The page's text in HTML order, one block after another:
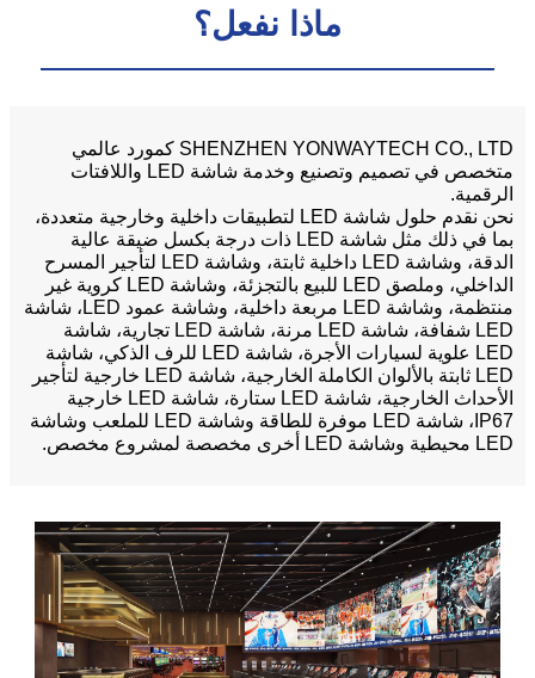
ماذا نفعل؟
SHENZHEN YONWAYTECH CO., LTD كمورد عالمي
متخصص في تصميم وتصنيع وخدمة شاشة LED واللافتات
الرقمية.
نحن نقدم حلول شاشة LED لتطبيقات داخلية وخارجية متعددة،
بما في ذلك مثل شاشة LED ذات درجة بكسل ضيقة عالية
الدقة، وشاشة LED داخلية ثابتة، وشاشة LED لتأجير المسرح
الداخلي، وملصق LED للبيع بالتجزئة، وشاشة LED كروية غير
منتظمة، وشاشة LED مربعة داخلية، وشاشة عمود LED، شاشة
LED شفافة، شاشة LED مرنة، شاشة LED تجارية، شاشة
LED علوية لسيارات الأجرة، شاشة LED للرف الذكي، شاشة
LED ثابتة بالألوان الكاملة الخارجية، شاشة LED خارجية لتأجير
الأحداث الخارجية، شاشة LED ستارة، شاشة LED خارجية
IP67، شاشة LED موفرة للطاقة وشاشة LED للملعب وشاشة
LED محيطية وشاشة LED أخرى مخصصة لمشروع مخصص.